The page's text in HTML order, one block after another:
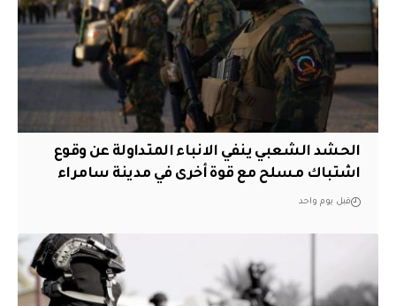
الحشد الشعبي ينفي الانباء المتداولة عن وقوع
اشتباك مسلح مع قوة أخرى في مدينة سامراء
قبل يوم واحد